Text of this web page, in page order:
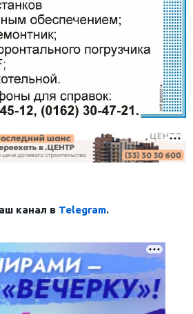
канал в Telegram.